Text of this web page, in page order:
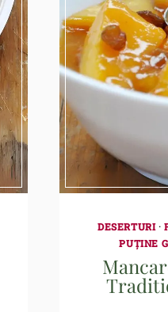
DESERTURI·
PUȚINE